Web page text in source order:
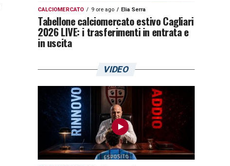
CALCIOMERCATO 9 ore ago Elia Serra
Tabellone calciomercato estivo Cagliari
2026 LIVE: i trasferimenti in entrata e
in uscita
VIDEO